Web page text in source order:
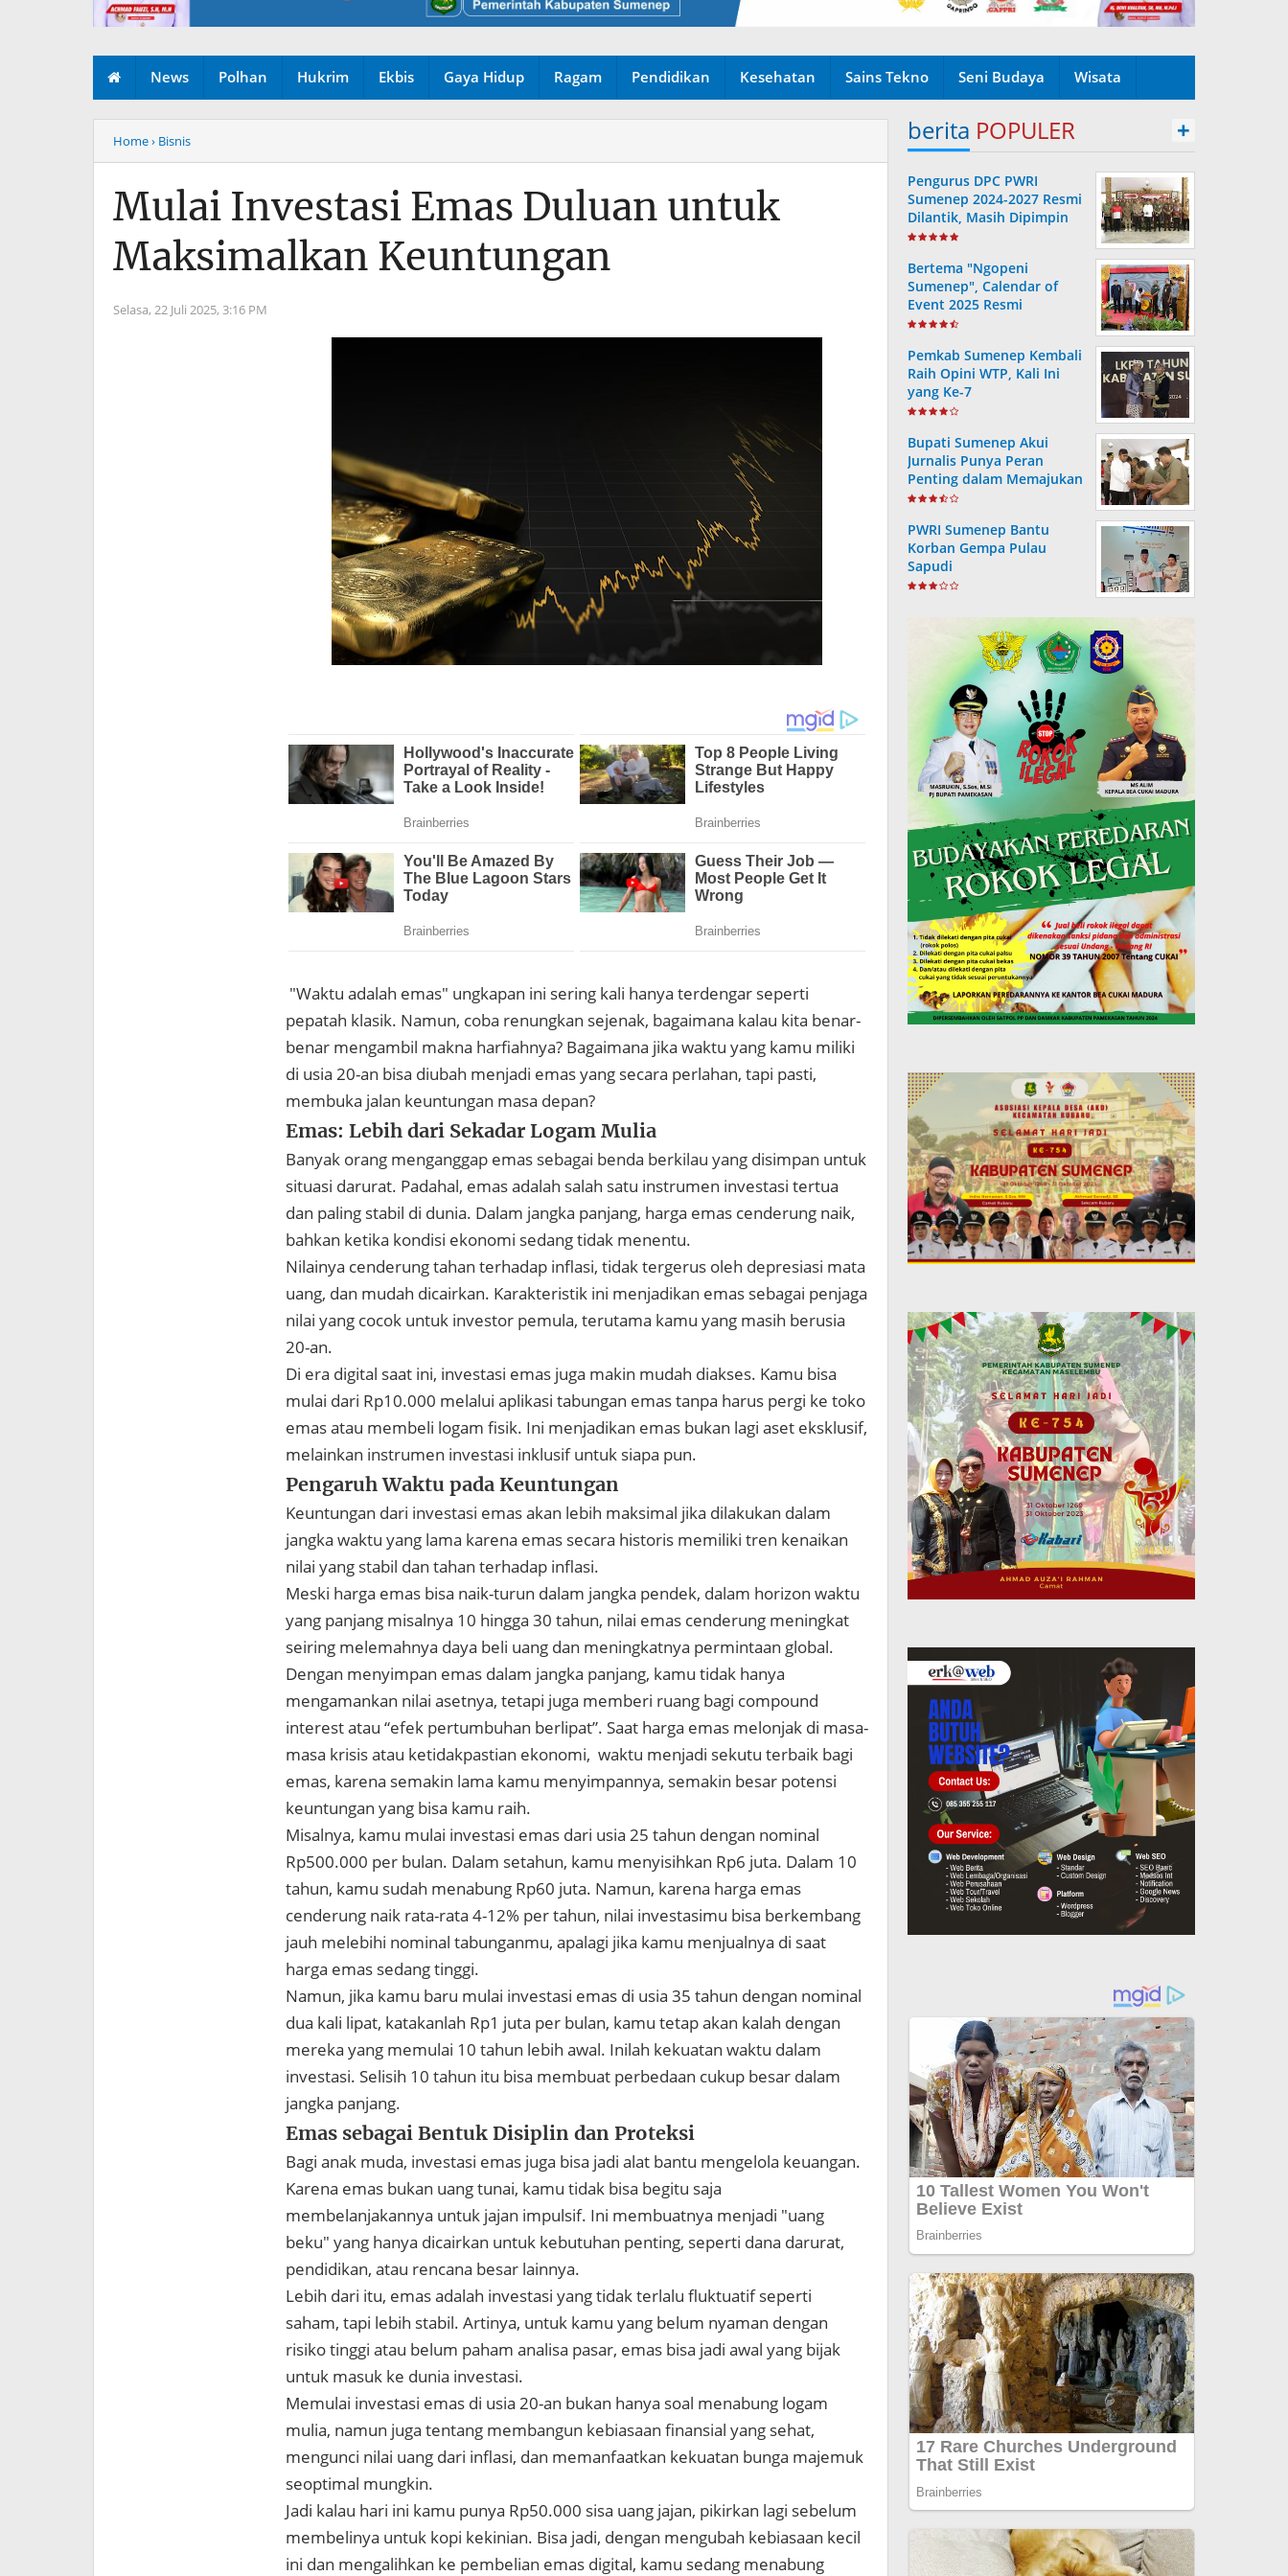
News Polhan Hukrim Ekbis Gaya Hidup Ragam Pendidikan Kesehatan Sains Tekno Seni Budaya Wisata
Home› Bisnis
Mulai Investasi Emas Duluan untuk
Maksimalkan Keuntungan
Selasa, 22 Juli 2025, 3:16 PM
"Waktu adalah emas" ungkapan ini sering kali hanya terdengar seperti
pepatah klasik. Namun, coba renungkan sejenak, bagaimana kalau kita benar-
benar mengambil makna harfiahnya? Bagaimana jika waktu yang kamu miliki
di usia 20-an bisa diubah menjadi emas yang secara perlahan, tapi pasti,
membuka jalan keuntungan masa depan?
Emas: Lebih dari Sekadar Logam Mulia
Banyak orang menganggap emas sebagai benda berkilau yang disimpan untuk
situasi darurat. Padahal, emas adalah salah satu instrumen investasi tertua
dan paling stabil di dunia. Dalam jangka panjang, harga emas cenderung naik,
bahkan ketika kondisi ekonomi sedang tidak menentu.
Nilainya cenderung tahan terhadap inflasi, tidak tergerus oleh depresiasi mata
uang, dan mudah dicairkan. Karakteristik ini menjadikan emas sebagai penjaga
nilai yang cocok untuk investor pemula, terutama kamu yang masih berusia
20-an.
Di era digital saat ini, investasi emas juga makin mudah diakses. Kamu bisa
mulai dari Rp10.000 melalui aplikasi tabungan emas tanpa harus pergi ke toko
emas atau membeli logam fisik. Ini menjadikan emas bukan lagi aset eksklusif,
melainkan instrumen investasi inklusif untuk siapa pun.
Pengaruh Waktu pada Keuntungan
Keuntungan dari investasi emas akan lebih maksimal jika dilakukan dalam
jangka waktu yang lama karena emas secara historis memiliki tren kenaikan
nilai yang stabil dan tahan terhadap inflasi.
Meski harga emas bisa naik-turun dalam jangka pendek, dalam horizon waktu
yang panjang misalnya 10 hingga 30 tahun, nilai emas cenderung meningkat
seiring melemahnya daya beli uang dan meningkatnya permintaan global.
Dengan menyimpan emas dalam jangka panjang, kamu tidak hanya
mengamankan nilai asetnya, tetapi juga memberi ruang bagi compound
interest atau “efek pertumbuhan berlipat”. Saat harga emas melonjak di masa-
masa krisis atau ketidakpastian ekonomi, waktu menjadi sekutu terbaik bagi
emas, karena semakin lama kamu menyimpannya, semakin besar potensi
keuntungan yang bisa kamu raih.
Misalnya, kamu mulai investasi emas dari usia 25 tahun dengan nominal
Rp500.000 per bulan. Dalam setahun, kamu menyisihkan Rp6 juta. Dalam 10
tahun, kamu sudah menabung Rp60 juta. Namun, karena harga emas
cenderung naik rata-rata 4-12% per tahun, nilai investasimu bisa berkembang
jauh melebihi nominal tabunganmu, apalagi jika kamu menjualnya di saat
harga emas sedang tinggi.
Namun, jika kamu baru mulai investasi emas di usia 35 tahun dengan nominal
dua kali lipat, katakanlah Rp1 juta per bulan, kamu tetap akan kalah dengan
mereka yang memulai 10 tahun lebih awal. Inilah kekuatan waktu dalam
investasi. Selisih 10 tahun itu bisa membuat perbedaan cukup besar dalam
jangka panjang.
Emas sebagai Bentuk Disiplin dan Proteksi
Bagi anak muda, investasi emas juga bisa jadi alat bantu mengelola keuangan.
Karena emas bukan uang tunai, kamu tidak bisa begitu saja
membelanjakannya untuk jajan impulsif. Ini membuatnya menjadi "uang
beku" yang hanya dicairkan untuk kebutuhan penting, seperti dana darurat,
pendidikan, atau rencana besar lainnya.
Lebih dari itu, emas adalah investasi yang tidak terlalu fluktuatif seperti
saham, tapi lebih stabil. Artinya, untuk kamu yang belum nyaman dengan
risiko tinggi atau belum paham analisa pasar, emas bisa jadi awal yang bijak
untuk masuk ke dunia investasi.
Memulai investasi emas di usia 20-an bukan hanya soal menabung logam
mulia, namun juga tentang membangun kebiasaan finansial yang sehat,
mengunci nilai uang dari inflasi, dan memanfaatkan kekuatan bunga majemuk
seoptimal mungkin.
Jadi kalau hari ini kamu punya Rp50.000 sisa uang jajan, pikirkan lagi sebelum
membelinya untuk kopi kekinian. Bisa jadi, dengan mengubah kebiasaan kecil
ini dan mengalihkan ke pembelian emas digital, kamu sedang menabung
berita POPULER +
Pengurus DPC PWRI
Sumenep 2024-2027 Resmi
Dilantik, Masih Dipimpin
Rusydiyono
Bertema "Ngopeni
Sumenep", Calendar of
Event 2025 Resmi
Diluncurkan
Pemkab Sumenep Kembali
Raih Opini WTP, Kali Ini
yang Ke-7
Bupati Sumenep Akui
Jurnalis Punya Peran
Penting dalam Memajukan
Daerah
PWRI Sumenep Bantu
Korban Gempa Pulau
Sapudi